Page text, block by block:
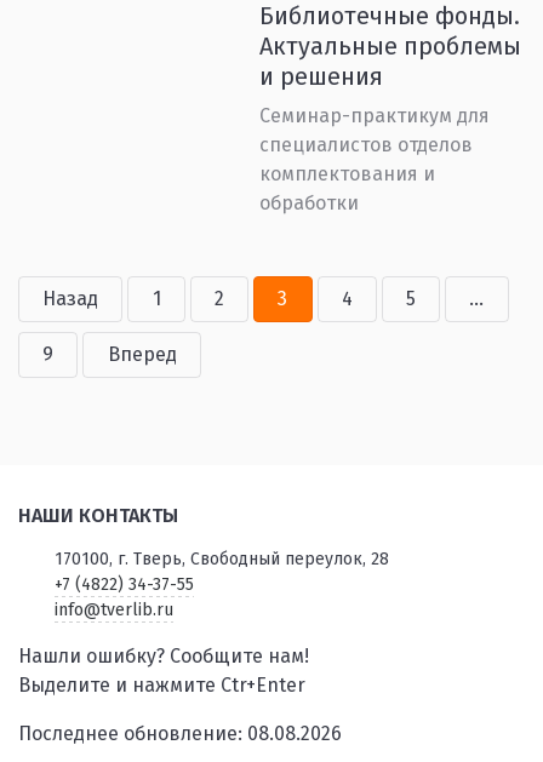
Библиотечные фонды.
Актуальные проблемы
и решения
Cеминар-практикум для
специалистов отделов
комплектования и
обработки
Назад 1 2 3 4 5 ...
9 Вперед
НАШИ КОНТАКТЫ
170100, г. Тверь, Свободный переулок, 28
+7 (4822) 34-37-55
info@tverlib.ru
Нашли ошибку? Сообщите нам!
Выделите и нажмите Ctr+Enter
Последнее обновление: 08.08.2026